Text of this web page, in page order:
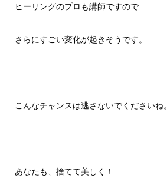
ヒーリングのプロも講師ですので
さらにすごい変化が起きそうです。
こんなチャンスは逃さないでくださいね。
あなたも、捨てて美しく！